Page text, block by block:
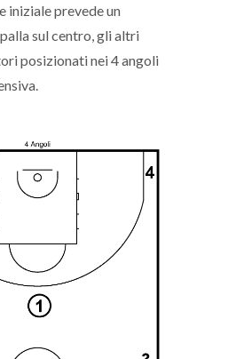
iniziale prevede un
sul centro, gli altri
posizionati nei 4 angoli